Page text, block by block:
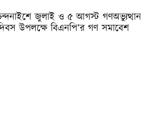
জুলাই ও ৫ আগস্ট গণঅভ্যুত্থান
উপলক্ষে বিএনপি’র গণ সমাবেশ